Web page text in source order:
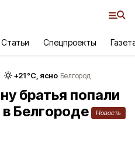
Статьи Спецпроекты
+21°С, ясно Белгород
братья попали
Белгороде
Новость